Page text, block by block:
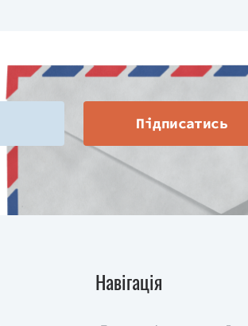
Підписатись
Навігація